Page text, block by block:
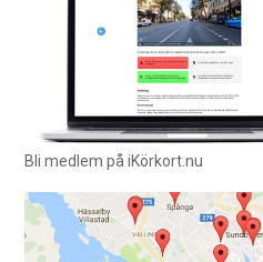
Bli medlem på iKörkort.nu